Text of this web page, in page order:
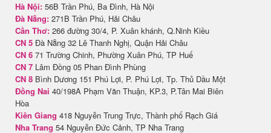
Hà Nội: 56B Trần Phú, Ba Đình, Hà Nội
Đà Nẵng: 271B Trần Phú, Hải Châu
Cần Thơ: 266 đường 30/4, P. Xuân khánh, Q.Ninh Kiều
CN 5 Đà Nẵng 32 Lê Thanh Nghị, Quận Hải Châu
CN 6 71 Trường Chinh, Phường Xuân Phú, TP Huế
CN 7 Lâm Đồng 05 Phan Đình Phùng
CN 8 Bình Dương 151 Phú Lợi, P. Phú Lợi, Tp. Thủ Dầu Một
Đồng Nai 40/198A Phạm Văn Thuận, KP.3, P.Tân Mai Biên
Hòa
Kiên Giang 418 Nguyễn Trung Trực, Thành phố Rạch Giá
Nha Trang 54 Nguyễn Đức Cảnh, TP Nha Trang